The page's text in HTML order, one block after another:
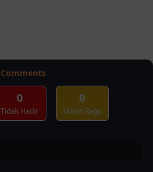
Comments
0
Tidak Hadir
0
Masih Ragu